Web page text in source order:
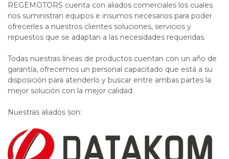
REGEMOTORS cuenta con aliados comerciales los cuales
nos suministran equipos e insumos necesarios para poder
ofrecerles a nuestros clientes soluciones, servicios y
repuestos que se adaptan a las necesidades requeridas.
Todas nuestras líneas de productos cuentan con un año de
garantía, ofrecemos un personal capacitado que está a su
disposición para atenderlo y buscar entre ambas partes la
mejor solución con la mejor calidad.
Nuestras aliados son: